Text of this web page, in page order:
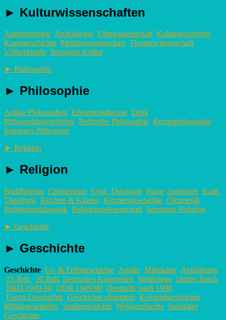
► Kulturwissenschaften
Anthropologie Archäologie Filmwissenschaft Kulturgeschichte
Kunstgeschichte Medienwissenschaft Theaterwissenschaft
Völkerkunde Sonstiges Kultur
► Philosophie
► Philosophie
Antike Philosophen Erkenntnistheorie Ethik
Philosophiegeschichte Politische Philosophie Rechtsphilosophie
Sonstiges Philosopie
► Religion
► Religion
Buddhismus Christentum Evgl. Theologie Islam Judentum Kath.
Theologie Kirchen & Klöster Kirchengeschichte Ökumenik
Religionspädagogik Religionswissenschaft Sonstiges Religion
► Geschichte
► Geschichte
Geschichte Ur- & Frühgeschichte Antike Mittelalter Aufklärung
19.Jhdt. 20.Jhdt. Deutsches Kaiserreich Weltkriege Drittes Reich
BRD 1949-90 DDR 1949-90 Deutschl. nach 1990
Europ.Geschichte Geschichte allgemein Kolonialgeschichte
Militärgeschichte Stadtgeschichte Weltgeschichte Sonstiges
Geschichte